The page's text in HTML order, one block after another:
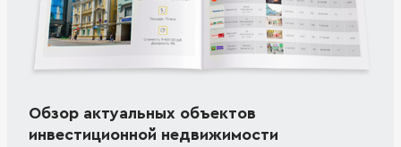
Обзор актуальных объектов
инвестиционной недвижимости